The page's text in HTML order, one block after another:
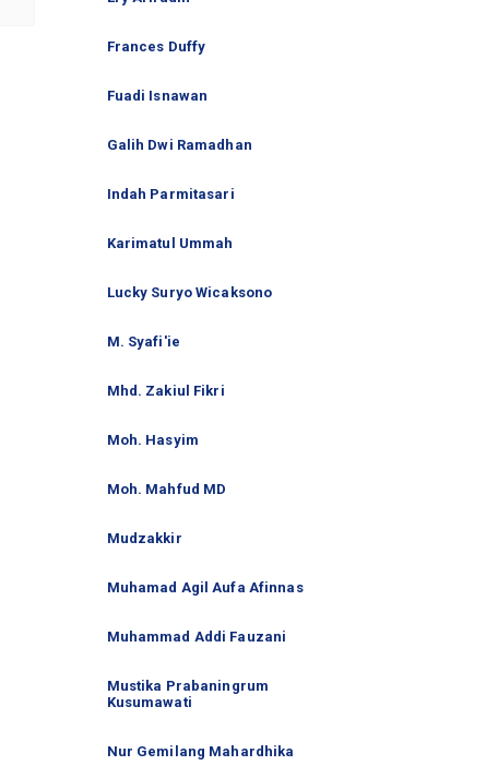
Frances Duffy
Fuadi Isnawan
Galih Dwi Ramadhan
Indah Parmitasari
Karimatul Ummah
Lucky Suryo Wicaksono
M. Syafi'ie
Mhd. Zakiul Fikri
Moh. Hasyim
Moh. Mahfud MD
Mudzakkir
Muhamad Agil Aufa Afinnas
Muhammad Addi Fauzani
Mustika Prabaningrum
Kusumawati
Nur Gemilang Mahardhika